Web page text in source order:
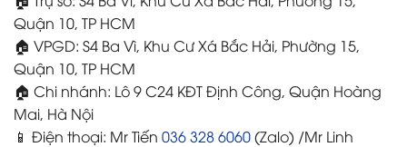
Quận 10, TP HCM
🏠 VPGD: S4 Ba Vì, Khu Cư Xá Bắc Hải, Phường 15,
Quận 10, TP HCM
🏠 Chi nhánh: Lô 9 C24 KĐT Định Công, Quận Hoàng
Mai, Hà Nội
📱 Điện thoại: Mr Tiến 036 328 6060(Zalo) /Mr Linh